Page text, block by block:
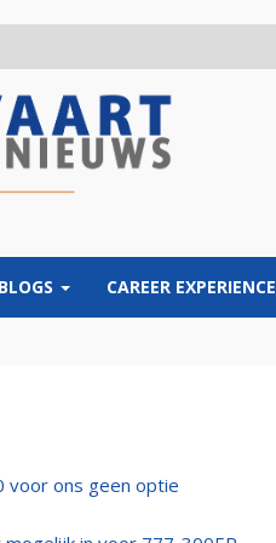
CAREER EXPERIENCE
voor ons geen optie